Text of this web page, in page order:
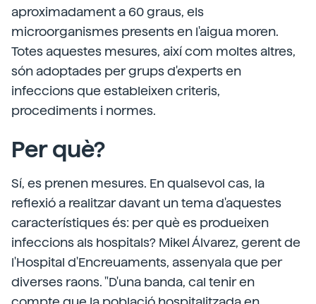
aproximadament a 60 graus, els
microorganismes presents en l'aigua moren.
Totes aquestes mesures, així com moltes altres,
són adoptades per grups d'experts en
infeccions que estableixen criteris,
procediments i normes.
Per què?
Sí, es prenen mesures. En qualsevol cas, la
reflexió a realitzar davant un tema d'aquestes
característiques és: per què es produeixen
infeccions als hospitals? Mikel Álvarez, gerent de
l'Hospital d'Encreuaments, assenyala que per
diverses raons. "D'una banda, cal tenir en